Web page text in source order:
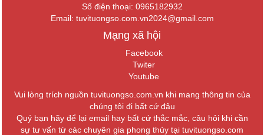
Số điện thoại: 0965182932
Email: tuvituongso.com.vn2024@gmail.com
Mạng xã hội
Facebook
Twiter
Youtube
Vui lòng trích nguồn tuvituongso.com.vn khi mang thông tin của
chúng tôi đi bất cứ đâu
Quý bạn hãy để lại email hay bất cứ thắc mắc, câu hỏi khi cần
sự tư vấn từ các chuyên gia phong thủy tại tuvituongso.com